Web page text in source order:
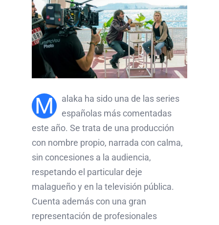
M
alaka ha sido una de las series
españolas más comentadas
este año. Se trata de una producción
con nombre propio, narrada con calma,
sin concesiones a la audiencia,
respetando el particular deje
malagueño y en la televisión pública.
Cuenta además con una gran
representación de profesionales